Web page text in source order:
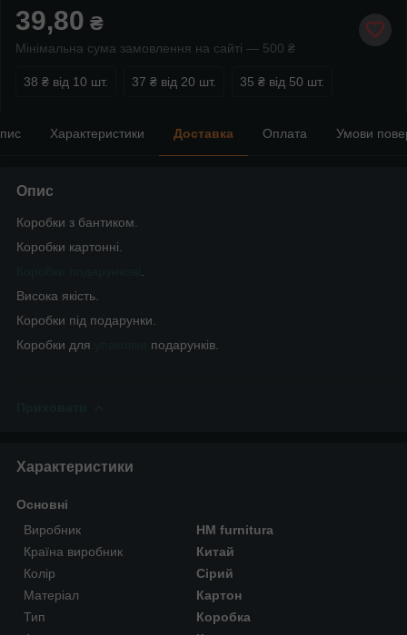
39,80 ₴
Мінімальна сума замовлення на сайті — 500 ₴
38 ₴ від 10 шт. 37 ₴ від 20 шт. 35 ₴ від 50 шт.
Характеристики Доставка Оплата Умови
Опис
Коробки з бантиком.
Коробки картонні.
Висока якість.
Коробки під подарунки.
Коробки для
подарунків.
Характеристики
Основні
Виробник
HM furnitura
Країна виробник
Китай
Колір
Сірий
Матеріал
Картон
Тип
Коробка